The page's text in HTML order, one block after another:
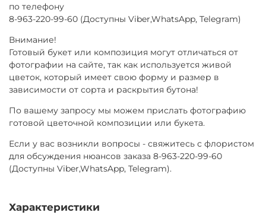
по телефону
8-963-220-99-60 (Доступны Viber,WhatsApp, Telegram)
Внимание!
Готовый букет или композиция могут отличаться от
фотографии на сайте, так как используется живой
цветок, который имеет свою форму и размер в
зависимости от сорта и раскрытия бутона!
По вашему запросу мы можем прислать фотографию
готовой цветочной композиции или букета.
Если у вас возникли вопросы - свяжитесь с флористом
для обсуждения нюансов заказа 8-963-220-99-60
(Доступны Viber,WhatsApp, Telegram).
Характеристики